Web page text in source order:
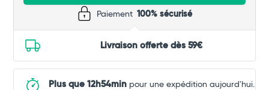
Paiement 100% sécurisé
Livraison offerte dès 59€
Plus que 12h54minpour une expédition aujourd'hui.